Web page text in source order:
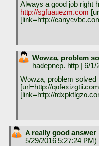
Always a good job right
http://sgfuauezm.com
[link=http://
Wowza, problem
hadepnep. http | 6/
Wowza, problem
[url=http://
[link=http://
A really good answer
5/29/2016 5:27:24 PM)